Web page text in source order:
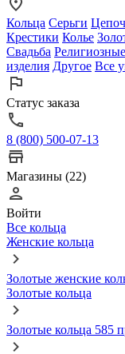
Кольца Серьги
Крестики Колье
Свадьба
изделия Другое Все
Статус заказа
8 (800) 500-07-13
Магазины (22)
Войти
Все кольца
Женские кольца
Золотые женские
Золотые кольца
Золотые кольца 585